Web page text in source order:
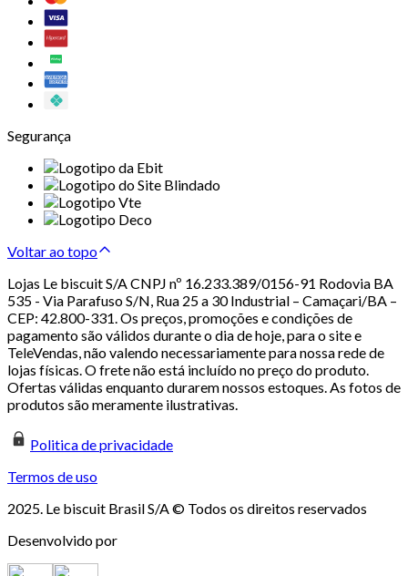
Segurança
Voltar ao topo
Lojas Le biscuit S/A CNPJ nº 16.233.389/0156-91 Rodovia BA
535 - Via Parafuso S/N, Rua 25 a 30 Industrial – Camaçari/BA –
CEP: 42.800-331. Os preços, promoções e condições de
pagamento são válidos durante o dia de hoje, para o site e
TeleVendas, não valendo necessariamente para nossa rede de
lojas físicas. O frete não está incluído no preço do produto.
Ofertas válidas enquanto durarem nossos estoques. As fotos de
produtos são meramente ilustrativas.
Politica de privacidade
Termos de uso
2025. Le biscuit Brasil S/A © Todos os direitos reservados
Desenvolvido por